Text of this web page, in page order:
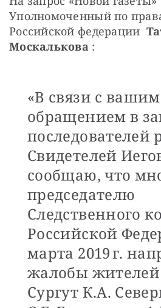
Уполномоченный по
Российской федерации
Москалькова :
«В связи с вашим
обращением в
последователей
Свидетелей
сообщаю, что
председателю
Следственного
Российской
марта 2019 г.
жалобы жителей
Сургут К.А.